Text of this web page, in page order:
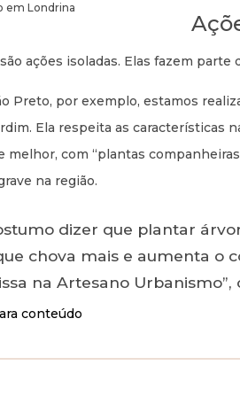
em Londrina
ações isoladas. Elas fazem
Preto, por exemplo, estamos
Ela respeita as características
melhor, com “plantas
na região.
dizer que plantar
chova mais e aumenta o
na Artesano Urbanismo”,
conteúdo